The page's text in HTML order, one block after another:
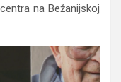
na Bežanijskoj